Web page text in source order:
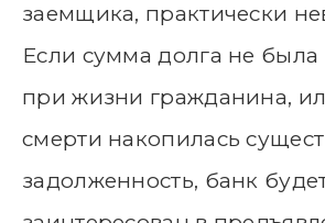
заемщика, практически
Если сумма долга не была
при жизни гражданина,
смерти накопилась
задолженность, банк